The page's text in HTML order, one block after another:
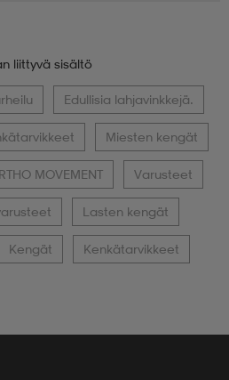
liittyvä sisältö
Edullisia lahjavinkkejä.
Miesten kengät
MOVEMENT Varusteet
Lasten kengät
Kengät Kenkätarvikkeet